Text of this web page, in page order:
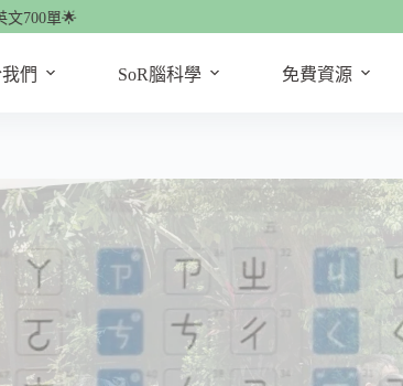
🌟
們 SoR腦科學 免費資源